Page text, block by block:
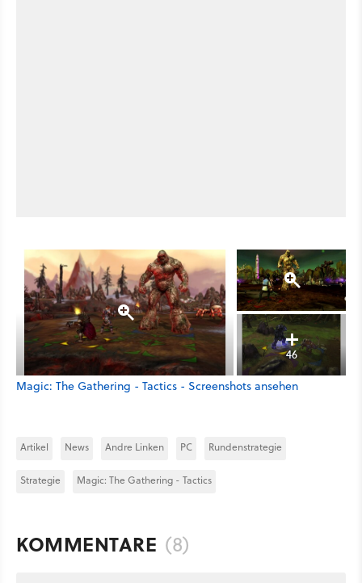
46
Magic: The Gathering - Tactics - Screenshots ansehen
Artikel News Andre Linken PC Rundenstrategie
Strategie Magic: The Gathering - Tactics
KOMMENTARE (8)